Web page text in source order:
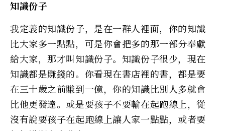
知識份子
我定義的知識份子，是在一群人裡面，你的知識
比大家多一點點，可是你會把多的那一部分奉獻
給大家，那才叫知識份子。知識份子很少，現在
知識都是賺錢的。你看現在書店裡的書，都是要
在三十歲之前賺到一億，你的知識比別人多就會
比他更發達。或是要孩子不要輸在起跑線上，從
沒有說要孩子在起跑線上讓人家一點點，或者要